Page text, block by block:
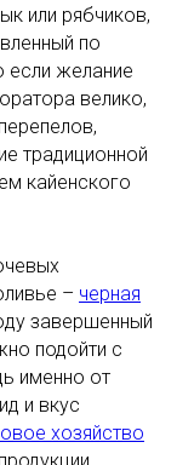
или рябчиков,
по
если желание
велико,
традиционной
кайенского
– черная
завершенный
подойти с
именно от
и вкус
хозяйство